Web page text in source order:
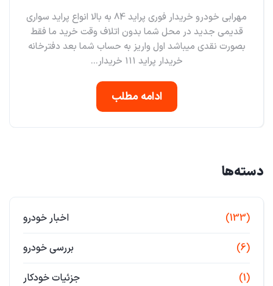
مهرابی خودرو خریدار فوری پراید 84 به بالا انواع پراید سواری
قدیمی جدید در محل شما بدون اتلاف وقت خرید ما فقط
بصورت نقدی میباشد اول واریز به حساب شما بعد دفترخانه
خریدار پراید ۱۱۱ خریدار...
ادامه مطلب
دسته‌ها
اخبار خودرو (133)
بررسی خودرو (6)
جزئیات خودکار (1)